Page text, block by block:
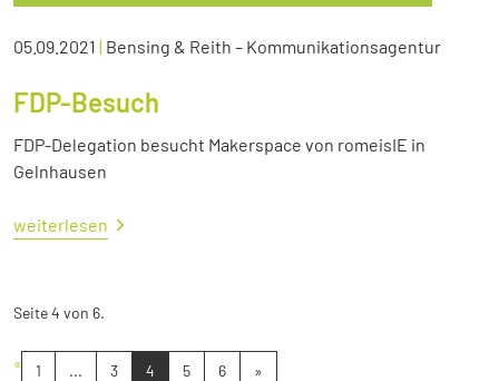
05.09.2021 | Bensing & Reith – Kommunikationsagentur
FDP-Besuch
FDP-Delegation besucht Makerspace von romeisIE in
Gelnhausen
weiterlesen
Seite 4 von 6.
« 1 ... 3 4 5 6 »